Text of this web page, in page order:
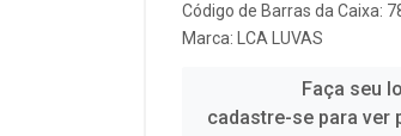
Código de Barras da Caixa:
Marca:
LCA LUVAS
Faça seu
cadastre-se para ver